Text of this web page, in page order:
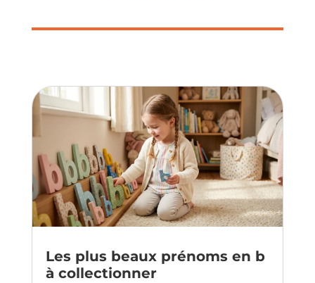
Les plus beaux prénoms en b
à collectionner